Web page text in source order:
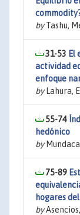
byTashu,
31-53 El
actividad
enfoque
byLahura,
55-74
hedónico
by
75-89
hogares
by